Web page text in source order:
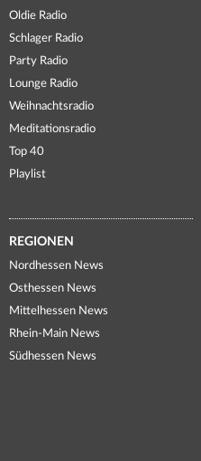
Oldie Radio
Schlager Radio
Party Radio
Lounge Radio
Weihnachtsradio
Meditationsradio
Top 40
Playlist
REGIONEN
Nordhessen News
Osthessen News
Mittelhessen News
Rhein-Main News
Südhessen News